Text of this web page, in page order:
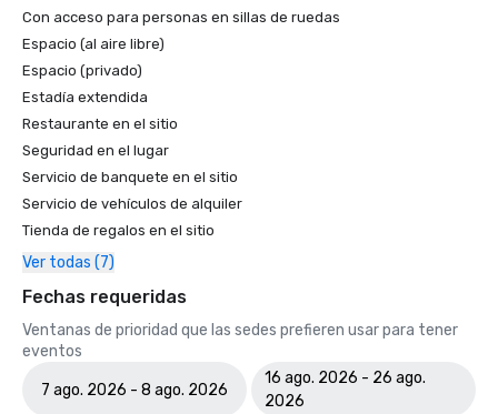
Con acceso para personas en sillas de ruedas
Espacio (al aire libre)
Espacio (privado)
Estadía extendida
Restaurante en el sitio
Seguridad en el lugar
Servicio de banquete en el sitio
Servicio de vehículos de alquiler
Tienda de regalos en el sitio
Ver todas (7)
Fechas requeridas
Ventanas de prioridad que las sedes prefieren usar para tener
eventos
7 ago. 2026 - 8 ago. 2026
16 ago. 2026 - 26 ago.
2026